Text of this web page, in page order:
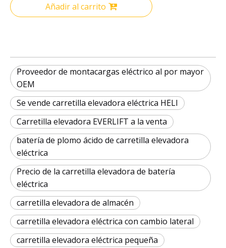
Añadir al carrito
Proveedor de montacargas eléctrico al por mayor
OEM
Se vende carretilla elevadora eléctrica HELI
Carretilla elevadora EVERLIFT a la venta
batería de plomo ácido de carretilla elevadora
eléctrica
Precio de la carretilla elevadora de batería
eléctrica
carretilla elevadora de almacén
carretilla elevadora eléctrica con cambio lateral
carretilla elevadora eléctrica pequeña